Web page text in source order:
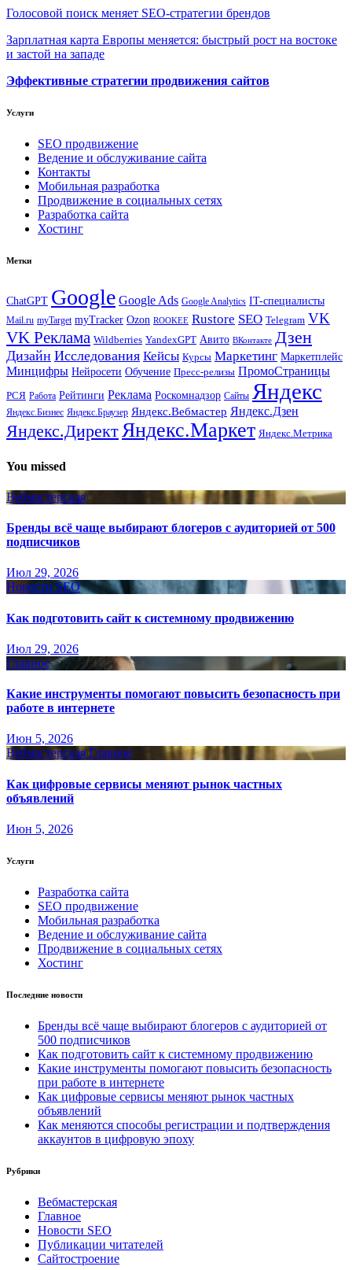
Голосовой поиск меняет SEO-стратегии брендов
Зарплатная карта Европы меняется: быстрый рост на востоке
и застой на западе
Эффективные стратегии продвижения сайтов
Услуги
SEO продвижение
Ведение и обслуживание сайта
Контакты
Мобильная разработка
Продвижение в социальных сетях
Разработка сайта
Хостинг
Метки
ChatGPT Google Google Ads Google Analytics IT-специалисты
Mail.ru myTarget myTracker Ozon ROOKEE Rustore SEO Telegram VK
VK Реклама Wildberries YandexGPT Авито ВКонтакте Дзен
Дизайн Исследования Кейсы Курсы Маркетинг Маркетплейс
Минцифры Нейросети Обучение Пресс-релизы ПромоСтраницы
РСЯ Работа Рейтинги Реклама Роскомнадзор Сайты Яндекс
Яндекс.Бизнес Яндекс.Браузер Яндекс.Вебмастер Яндекс.Дзен
Яндекс.ДиректЯндекс.Маркет Яндекс.Метрика
You missed
Вебмастерская
Бренды всё чаще выбирают блогеров с аудиторией от 500
подписчиков
Июл 29, 2026
Новости SEO
Как подготовить сайт к системному продвижению
Июл 29, 2026
Главное
Какие инструменты помогают повысить безопасность при
работе в интернете
Июн 5, 2026
Вебмастерская Главное
Как цифровые сервисы меняют рынок частных
объявлений
Июн 5, 2026
Услуги
Разработка сайта
SEO продвижение
Мобильная разработка
Ведение и обслуживание сайта
Продвижение в социальных сетях
Хостинг
Последние новости
Бренды всё чаще выбирают блогеров с аудиторией от
500 подписчиков
Как подготовить сайт к системному продвижению
Какие инструменты помогают повысить безопасность
при работе в интернете
Как цифровые сервисы меняют рынок частных
объявлений
Как меняются способы регистрации и подтверждения
аккаунтов в цифровую эпоху
Рубрики
Вебмастерская
Главное
Новости SEO
Публикации читателей
Сайтостроение